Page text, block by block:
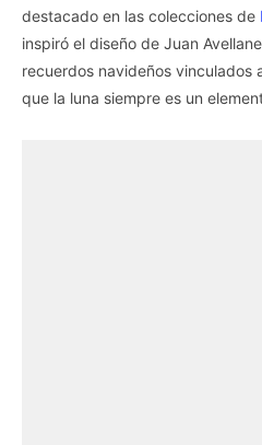
destacado en las colecciones de
inspiró el diseño de Juan
recuerdos navideños vinculados
que la luna siempre es un